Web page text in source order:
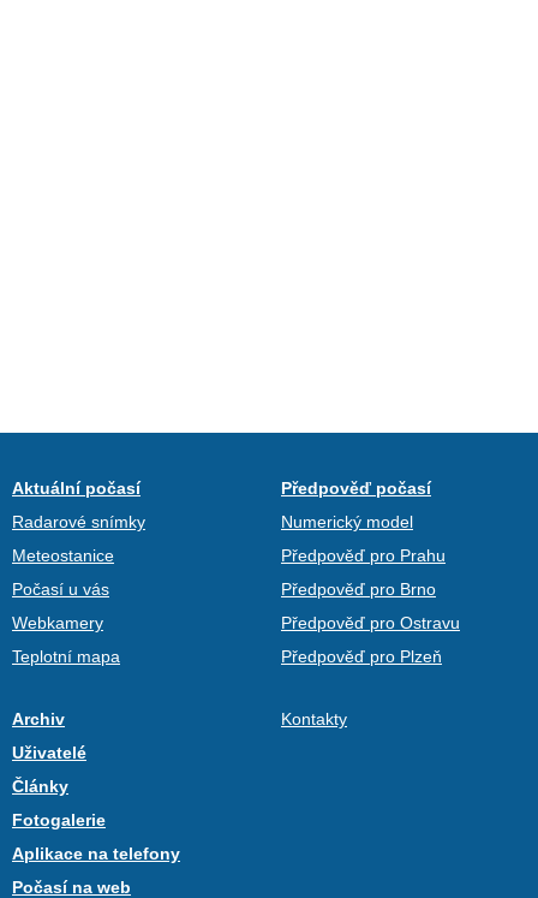
Aktuální počasí
Radarové snímky
Meteostanice
Počasí u vás
Webkamery
Teplotní mapa
Předpověď počasí
Numerický model
Předpověď pro Prahu
Předpověď pro Brno
Předpověď pro Ostravu
Předpověď pro Plzeň
Archiv
Uživatelé
Články
Fotogalerie
Aplikace na telefony
Počasí na web
Kontakty